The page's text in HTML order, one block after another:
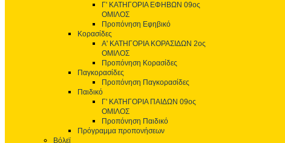
Γ' ΚΑΤΗΓΟΡΙΑ ΕΦΗΒΩΝ 09ος
ΟΜΙΛΟΣ
Προπόνηση Εφηβικό
Κορασίδες
Α' ΚΑΤΗΓΟΡΙΑ ΚΟΡΑΣΙΔΩΝ 2ος
ΟΜΙΛΟΣ
Προπόνηση Κορασίδες
Παγκορασίδες
Προπόνηση Παγκορασίδες
Παιδικό
Γ' ΚΑΤΗΓΟΡΙΑ ΠΑΙΔΩΝ 09ος
ΟΜΙΛΟΣ
Προπόνηση Παιδικό
Πρόγραμμα προπονήσεων
Βόλεϊ